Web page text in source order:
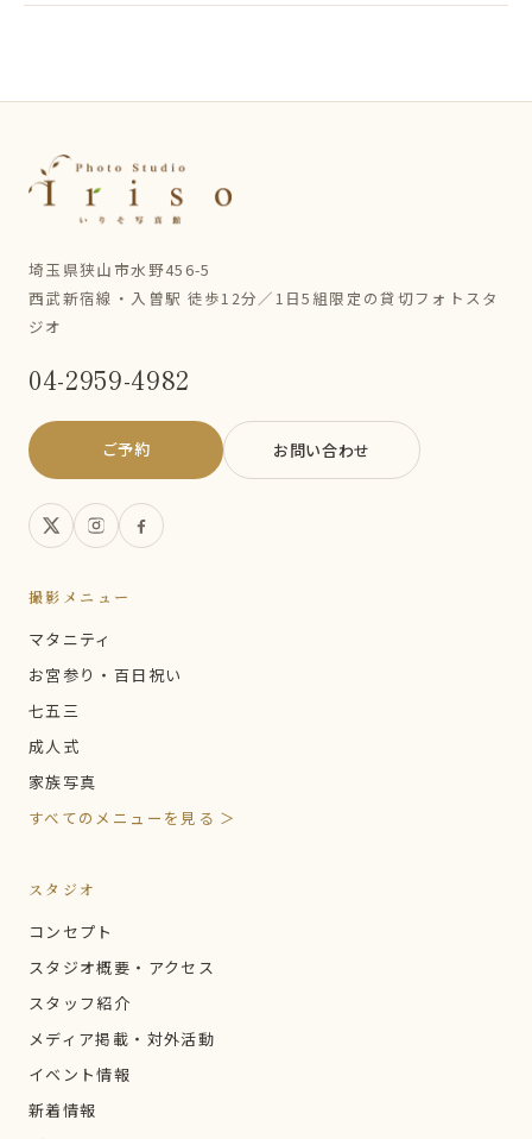
埼玉県狭山市水野456-5
西武新宿線・入曽駅 徒歩12分／1日5組限定の貸切フォトスタ
ジオ
04-2959-4982
ご予約 お問い合わせ
撮影メニュー
マタニティ
お宮参り・百日祝い
七五三
成人式
家族写真
すべてのメニューを見る ＞
スタジオ
コンセプト
スタジオ概要・アクセス
スタッフ紹介
メディア掲載・対外活動
イベント情報
新着情報